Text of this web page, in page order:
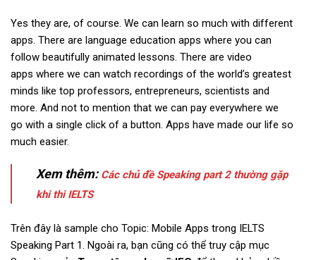
Yes they are, of course. We can learn so much with different
apps. There are language education apps where you can
follow beautifully animated lessons. There are video
apps where we can watch recordings of the world’s greatest
minds like top professors, entrepreneurs, scientists and
more. And not to mention that we can pay everywhere we
go with a single click of a button. Apps have made our life so
much easier.
Xem thêm: Các chủ đề Speaking part 2 thường gặp
khi thi IELTS
Trên đây là sample cho Topic: Mobile Apps trong IELTS
Speaking Part 1. Ngoài ra, bạn cũng có thể truy cập mục